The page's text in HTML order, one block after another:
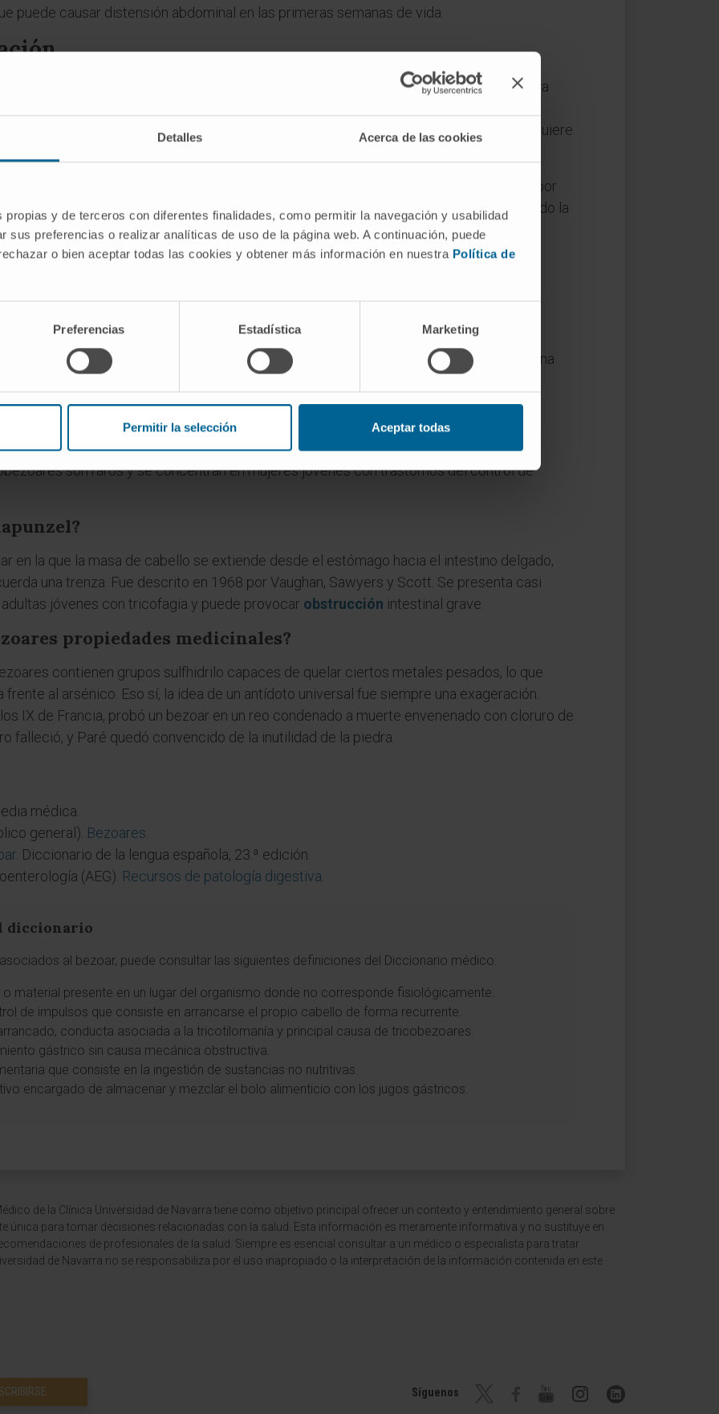
Detalles Acerca de las cookies
propias y de terceros con diferentes finalidades, como permitir la navegación y usabilidad
sus preferencias o realizar analíticas de uso de la página web. A continuación, puede
o bien aceptar todas las cookies y obtener más información en nuestra Política de
Preferencias Estadística Marketing
Permitir la selección Aceptar todas
puede causar distensión abdominal en las primeras semanas de vida.
caso del tricobezoar, el cabello ingerido queda retenido entre los pliegues de la mucosa
nuevos cabellos, restos alimentarios y moco se van incorporando a la masa, que adquiere
el molde del estómago.
y otros polisacáridos estructurales que el ser humano no puede hidrolizar por
motilidad gástrica conservada suele ser suficiente para evacuar esos restos; cuando la
hace posible.
«bezoar»?
Pasó al árabe como bā[di]zahry al español a través del árabe hispánico
antigua de que estas piedras gástricas podían anular los efectos de cualquier tóxico, una
la medicina árabe desde el siglo VIII y en la europea desde el XII.
adultos?
presentarse en personas con gastroparesia o tras cirugías gástricas, pero la
son raros y se concentran en mujeres jóvenes con trastornos del control de
en la que la masa de cabello se extiende desde el estómago hacia el intestino delgado,
una trenza. Fue descrito en 1968 por Vaughan, Sawyers y Scott. Se presenta casi
jóvenes con tricofagia y puede provocar obstrucción intestinal grave.
propiedades medicinales?
contienen grupos sulfhidrilo capaces de quelar ciertos metales pesados, lo que
al arsénico. Eso sí, la idea de un antídoto universal fue siempre una exageración.
IX de Francia, probó un bezoar en un reo condenado a muerte envenenado con cloruro de
falleció, y Paré quedó convencido de la inutilidad de la piedra.
médica.
general). Bezoares
. Diccionario de la lengua española, 23.ª edición.
(AEG). Recursos de patología digestiva
diccionario
al bezoar, puede consultar las siguientes definiciones del Diccionario médico:
o material presente en un lugar del organismo donde no corresponde fisiológicamente.
de impulsos que consiste en arrancarse el propio cabello de forma recurrente.
conducta asociada a la tricotilomanía y principal causa de tricobezoares.
gástrico sin causa mecánica obstructiva.
que consiste en la ingestión de sustancias no nutritivas.
encargado de almacenar y mezclar el bolo alimenticio con los jugos gástricos.
de la Clínica Universidad de Navarra tiene como objetivo principal ofrecer un contexto y entendimiento general sobre
única para tomar decisiones relacionadas con la salud. Esta información es meramente informativa y no sustituye en
de profesionales de la salud. Siempre es esencial consultar a un médico o especialista para tratar
de Navarra no se responsabiliza por el uso inapropiado o la interpretación de la información contenida en este
Síguenos